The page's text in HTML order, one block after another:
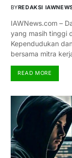
BYREDAKSI
IAWNews.com –
yang masih tinggi
Kependudukan
bersama mitra
READ MORE